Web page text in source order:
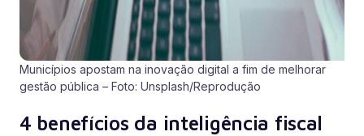
Municípios apostam na inovação digital a fim de melhorar
gestão pública – Foto: Unsplash/Reprodução
4 benefícios da inteligência fiscal